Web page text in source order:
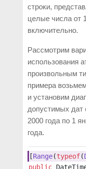
строки,
целые числа от
включительно.
Рассмотрим
использования
произвольным
примера
и установим
допустимых дат
2000 года по 1
года.
[Range(typeof(
public